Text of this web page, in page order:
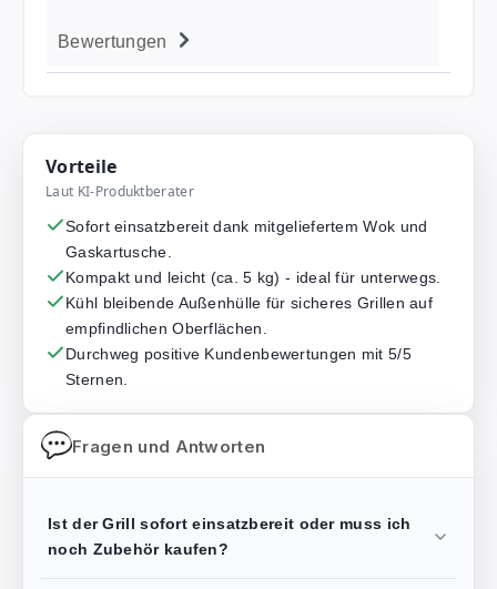
Bewertungen
Vorteile
Laut KI-Produktberater
Sofort einsatzbereit dank mitgeliefertem Wok und
Gaskartusche.
Kompakt und leicht (ca. 5 kg) - ideal für unterwegs.
Kühl bleibende Außenhülle für sicheres Grillen auf
empfindlichen Oberflächen.
Durchweg positive Kundenbewertungen mit 5/5
Sternen.
Fragen und Antworten
Ist der Grill sofort einsatzbereit oder muss ich
noch Zubehör kaufen?